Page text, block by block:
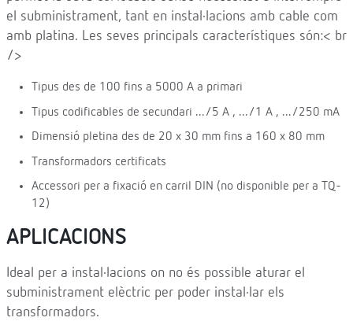
el subministrament, tant en instal·lacions amb cable com
amb platina. Les seves principals característiques són:< br
/>
Tipus des de 100 fins a 5000 A a primari
Tipus codificables de secundari .../5 A , .../1 A , .../250 mA
Dimensió pletina des de 20 x 30 mm fins a 160 x 80 mm
Transformadors certificats
Accessori per a fixació en carril DIN (no disponible per a TQ-
12)
APLICACIONS
Ideal per a instal·lacions on no és possible aturar el
subministrament elèctric per poder instal·lar els
transformadors.